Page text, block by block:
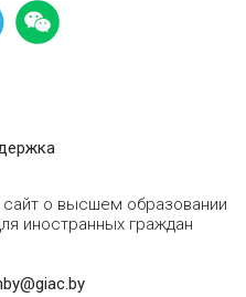
о высшем образовании
иностранных граждан